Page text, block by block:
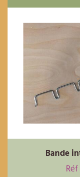
Bande
Réf